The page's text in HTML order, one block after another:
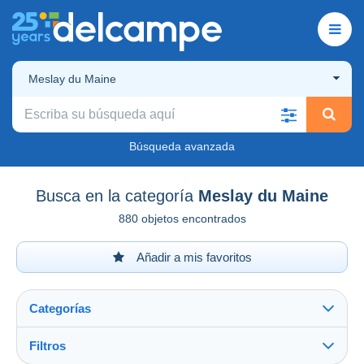
Meslay du Maine
Búsqueda avanzada
Busca en la categoría Meslay du Maine
880 objetos encontrados
Añadir a mis favoritos
Categorías
Filtros